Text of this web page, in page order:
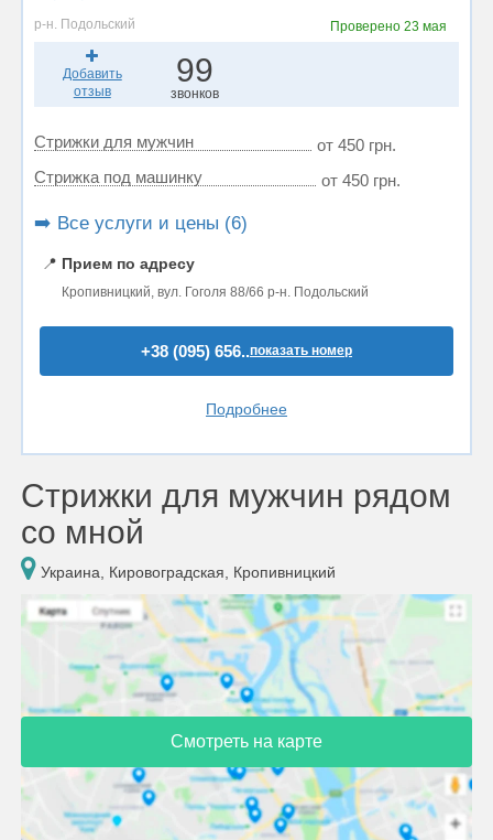
р-н. Подольский Проверено 23 мая
Добавить
отзыв
99
звонков
Стрижки для мужчин
от 450 грн.
Стрижка под машинку
от 450 грн.
➡️ Все услуги и цены (6)
📍 Прием по адресу
Кропивницкий, вул. Гоголя 88/66 р-н. Подольский
+38 (095) 656..показать номер
Подробнее
Стрижки для мужчин рядом
со мной
Украина, Кировоградская, Кропивницкий
Смотреть на карте